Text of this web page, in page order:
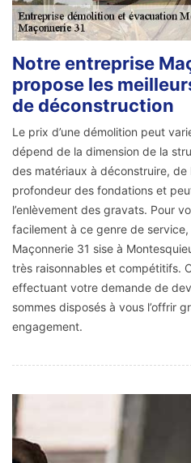
Notre entreprise
propose les
de déconstruction
Le prix d’une démolition peut
dépend de la dimension de la
des matériaux à déconstruire, de
profondeur des fondations et
l’enlèvement des gravats. Pour
facilement à ce genre de
Maçonnerie 31 sise à
très raisonnables et compétitifs.
effectuant votre demande de
sommes disposés à vous l’offrir
engagement.